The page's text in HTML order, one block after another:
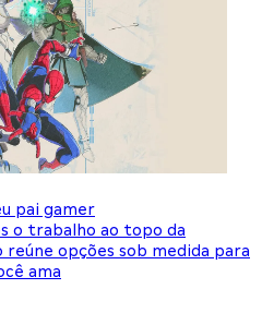
pai gamer
o trabalho ao topo da
opções sob medida para
ama